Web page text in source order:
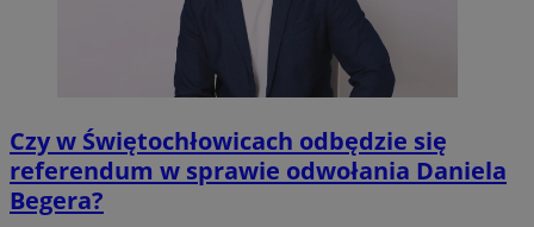
Czy w Świętochłowicach odbędzie się
referendum w sprawie odwołania Daniela
Begera?